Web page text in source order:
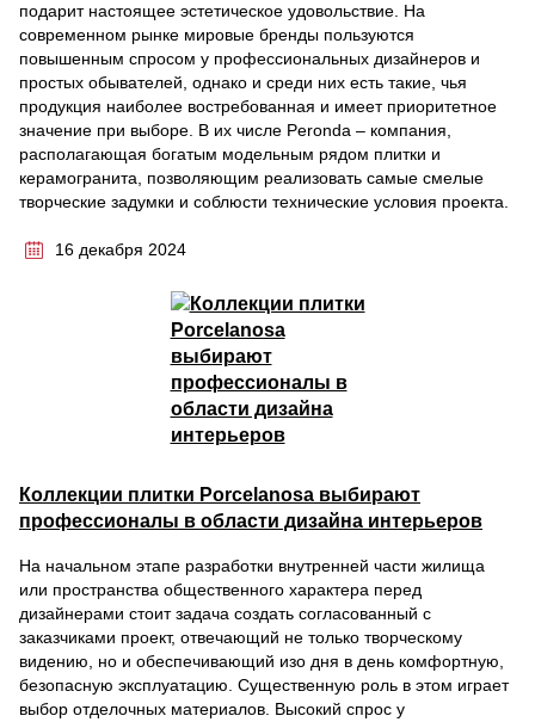
подарит настоящее эстетическое удовольствие. На
современном рынке мировые бренды пользуются
повышенным спросом у профессиональных дизайнеров и
простых обывателей, однако и среди них есть такие, чья
продукция наиболее востребованная и имеет приоритетное
значение при выборе. В их числе Peronda – компания,
располагающая богатым модельным рядом плитки и
керамогранита, позволяющим реализовать самые смелые
творческие задумки и соблюсти технические условия проекта.
16 декабря 2024
Коллекции плитки Porcelanosa выбирают
профессионалы в области дизайна интерьеров
На начальном этапе разработки внутренней части жилища
или пространства общественного характера перед
дизайнерами стоит задача создать согласованный с
заказчиками проект, отвечающий не только творческому
видению, но и обеспечивающий изо дня в день комфортную,
безопасную эксплуатацию. Существенную роль в этом играет
выбор отделочных материалов. Высокий спрос у